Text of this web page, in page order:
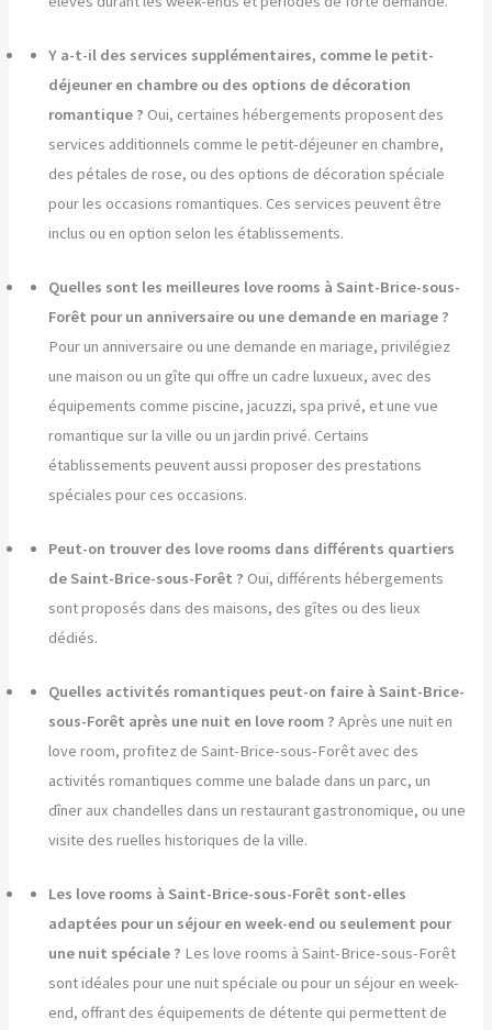
Y a-t-il des services supplémentaires, comme le petit-
déjeuner en chambre ou des options de décoration
romantique ? Oui, certaines hébergements proposent des
services additionnels comme le petit-déjeuner en chambre,
des pétales de rose, ou des options de décoration spéciale
pour les occasions romantiques. Ces services peuvent être
inclus ou en option selon les établissements.
Quelles sont les meilleures love rooms à Saint-Brice-sous-
Forêt pour un anniversaire ou une demande en mariage ?
Pour un anniversaire ou une demande en mariage, privilégiez
une maison ou un gîte qui offre un cadre luxueux, avec des
équipements comme piscine, jacuzzi, spa privé, et une vue
romantique sur la ville ou un jardin privé. Certains
établissements peuvent aussi proposer des prestations
spéciales pour ces occasions.
Peut-on trouver des love rooms dans différents quartiers
de Saint-Brice-sous-Forêt ? Oui, différents hébergements
sont proposés dans des maisons, des gîtes ou des lieux
dédiés.
Quelles activités romantiques peut-on faire à Saint-Brice-
sous-Forêt après une nuit en love room ? Après une nuit en
love room, profitez de Saint-Brice-sous-Forêt avec des
activités romantiques comme une balade dans un parc, un
dîner aux chandelles dans un restaurant gastronomique, ou une
visite des ruelles historiques de la ville.
Les love rooms à Saint-Brice-sous-Forêt sont-elles
adaptées pour un séjour en week-end ou seulement pour
une nuit spéciale ? Les love rooms à Saint-Brice-sous-Forêt
sont idéales pour une nuit spéciale ou pour un séjour en week-
end, offrant des équipements de détente qui permettent de